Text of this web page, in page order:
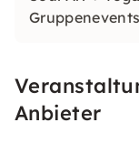
Gruppenevents
Anbieter